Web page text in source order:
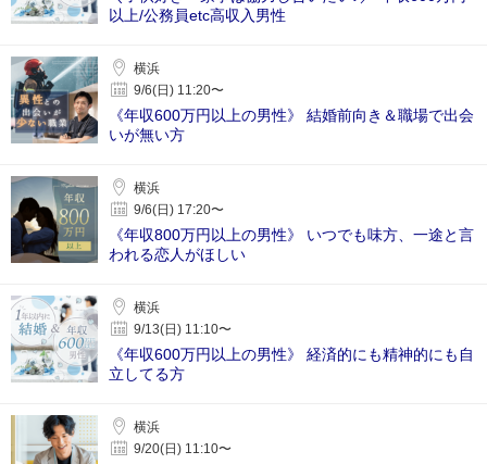
以上/公務員etc高収入男性
横浜
9/6(日) 11:20〜
《年収600万円以上の男性》 結婚前向き＆職場で出会
いが無い方
横浜
9/6(日) 17:20〜
《年収800万円以上の男性》 いつでも味方、一途と言
われる恋人がほしい
横浜
9/13(日) 11:10〜
《年収600万円以上の男性》 経済的にも精神的にも自
立してる方
横浜
9/20(日) 11:10〜